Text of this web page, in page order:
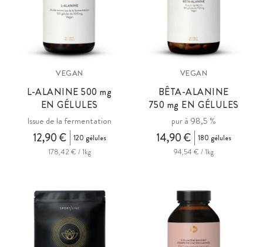
VEGAN
L-ALANINE 500 mg
EN GÉLULES
Issue de la fermentation
12,90 €
120 gélules
178,42 € / 1kg
VEGAN
BÊTA-ALANINE
750 mg EN GÉLULES
pur à 98,5 %
14,90 €
180 gélules
94,54 € / 1kg